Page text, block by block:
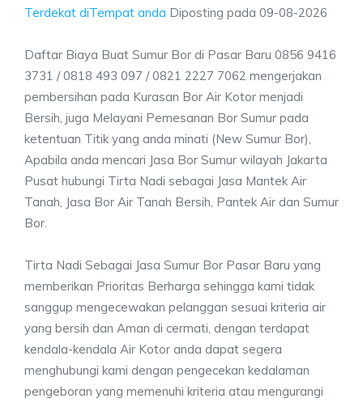
Terdekat diTempat anda Diposting pada 09-08-2026
Daftar Biaya Buat Sumur Bor di Pasar Baru 0856 9416
3731 / 0818 493 097 / 0821 2227 7062 mengerjakan
pembersihan pada Kurasan Bor Air Kotor menjadi
Bersih, juga Melayani Pemesanan Bor Sumur pada
ketentuan Titik yang anda minati (New Sumur Bor),
Apabila anda mencari Jasa Bor Sumur wilayah Jakarta
Pusat hubungi Tirta Nadi sebagai Jasa Mantek Air
Tanah, Jasa Bor Air Tanah Bersih, Pantek Air dan Sumur
Bor.
Tirta Nadi Sebagai Jasa Sumur Bor Pasar Baru yang
memberikan Prioritas Berharga sehingga kami tidak
sanggup mengecewakan pelanggan sesuai kriteria air
yang bersih dan Aman di cermati, dengan terdapat
kendala-kendala Air Kotor anda dapat segera
menghubungi kami dengan pengecekan kedalaman
pengeboran yang memenuhi kriteria atau mengurangi